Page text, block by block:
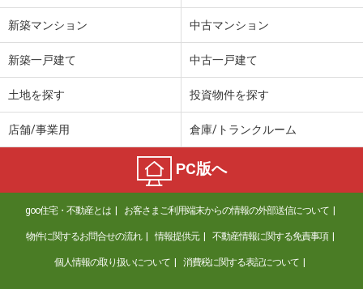
新築マンション 中古マンション
新築一戸建て 中古一戸建て
土地を探す 投資物件を探す
店舗/事業用 倉庫/トランクルーム
PC版へ
goo住宅・不動産とは お客さまご利用端末からの情報の外部送信について
物件に関するお問合せの流れ 情報提供元 不動産情報に関する免責事項
個人情報の取り扱いについて 消費税に関する表記について